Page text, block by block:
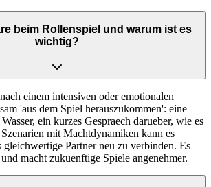
beim Rollenspiel und warum ist es
wichtig?
einem intensiven oder emotionalen
'aus dem Spiel herauszukommen': eine
ein kurzes Gespraech darueber, wie es
mit Machtdynamiken kann es
Partner neu zu verbinden. Es
macht zukuenftige Spiele angenehmer.